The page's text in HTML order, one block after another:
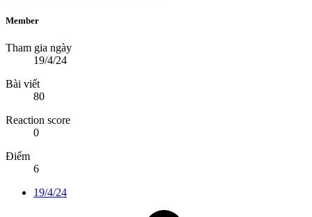
Member
Tham gia ngày
19/4/24
Bài viết
80
Reaction score
0
Điểm
6
19/4/24